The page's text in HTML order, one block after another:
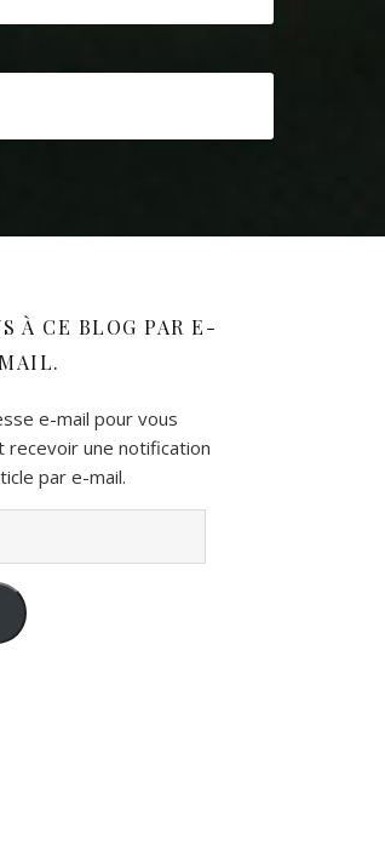
À CE BLOG PAR E-
MAIL.
e-mail pour vous
recevoir une notification
par e-mail.